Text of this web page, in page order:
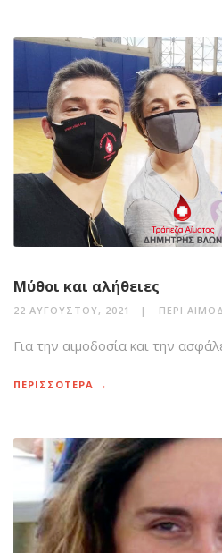
Μύθοι και αλήθειες
22 ΑΥΓΟΎΣΤΟΥ, 2021 ΠΕΡΊ
Για την αιμοδοσία και την
ΠΕΡΙΣΣΟΤΕΡΑ →